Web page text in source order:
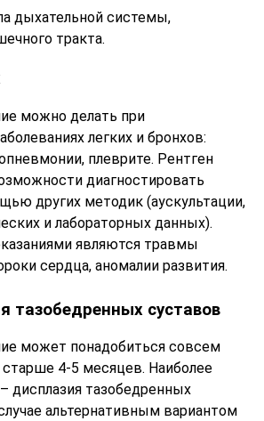
дыхательной системы,
тракта.
можно делать при
легких и бронхов:
плеврите. Рентген
диагностировать
других методик (аускультации,
и лабораторных данных).
являются травмы
сердца, аномалии развития.
тазобедренных суставов
может понадобиться совсем
4-5 месяцев. Наиболее
дисплазия тазобедренных
альтернативным вариантом